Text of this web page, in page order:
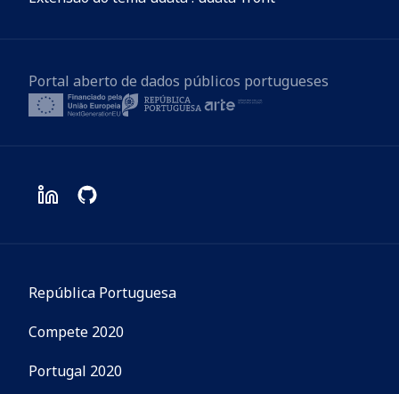
Portal aberto de dados públicos portugueses
República Portuguesa
Compete 2020
Portugal 2020